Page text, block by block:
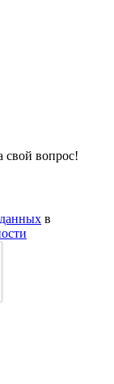
свой вопрос!
в